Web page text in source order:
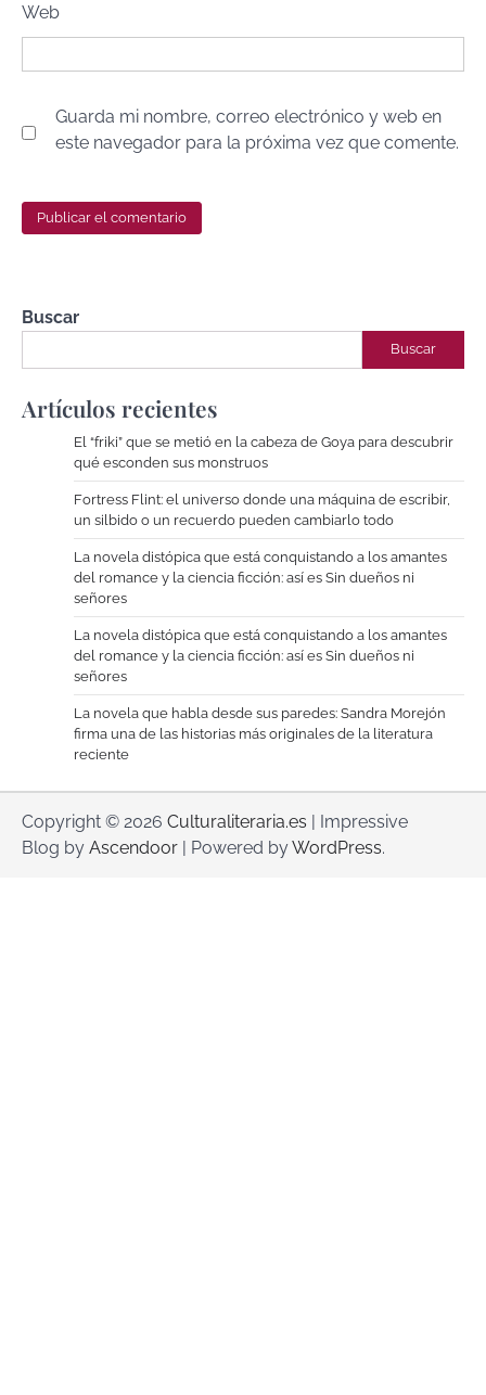
Web
Guarda mi nombre, correo electrónico y web en
este navegador para la próxima vez que comente.
Buscar
Buscar
Artículos recientes
El “friki” que se metió en la cabeza de Goya para descubrir
qué esconden sus monstruos
Fortress Flint: el universo donde una máquina de escribir,
un silbido o un recuerdo pueden cambiarlo todo
La novela distópica que está conquistando a los amantes
del romance y la ciencia ficción: así es Sin dueños ni
señores
La novela distópica que está conquistando a los amantes
del romance y la ciencia ficción: así es Sin dueños ni
señores
La novela que habla desde sus paredes: Sandra Morejón
firma una de las historias más originales de la literatura
reciente
Copyright © 2026 Culturaliteraria.es | Impressive
Blog by Ascendoor | Powered byWordPress.